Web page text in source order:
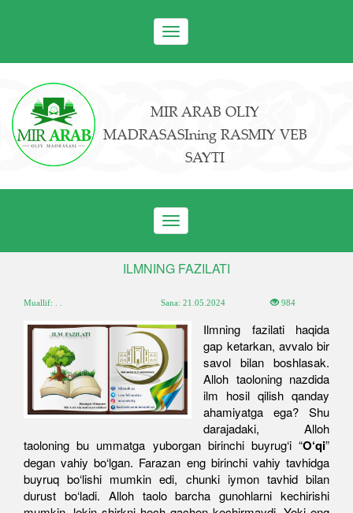
Toggle
navigation
MIR ARAB OLIY
MADRASASIning RASMIY VEB
SAYTI
Toggle
navigation
ILMNING FAZILATI
Muallif: . . Sana:21.05.2024 984
Ilmning fazilati haqida
gap ketarkan, avvalo bir
savol bilan boshlasak.
Alloh taoloning nazdida
ilm hosil qilish qanday
ahamiyatga ega? Shu
darajadaki, Alloh
taoloning bu ummatga yuborgan birinchi buyrug‘i “O‘qi”
degan vahiy bo‘lgan. Farazan eng birinchi vahiy tavhidga
buyruq bo‘lishi mumkin edi, chunki iymon tavhid bilan
durust bo‘ladi. Alloh taolo barcha gunohlarni kechirishi